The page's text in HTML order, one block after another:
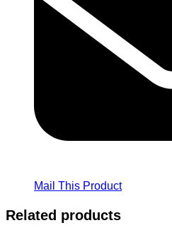
Mail This Product
Related products